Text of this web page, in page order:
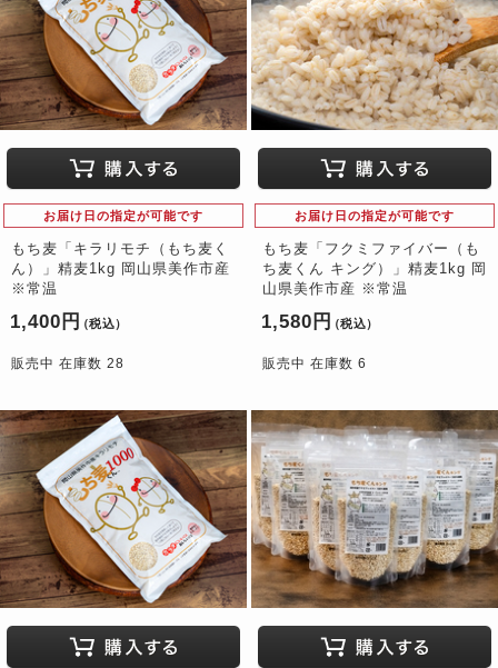
お届け日の指定が可能です
もち麦「キラリモチ（もち麦く
ん）」精麦1kg 岡山県美作市産
※常温
1,400円 （税込）
販売中 在庫数 28
お届け日の指定が可能です
もち麦「フクミファイバー（も
ち麦くん キング）」精麦1kg 岡
山県美作市産 ※常温
1,580円 （税込）
販売中 在庫数 6